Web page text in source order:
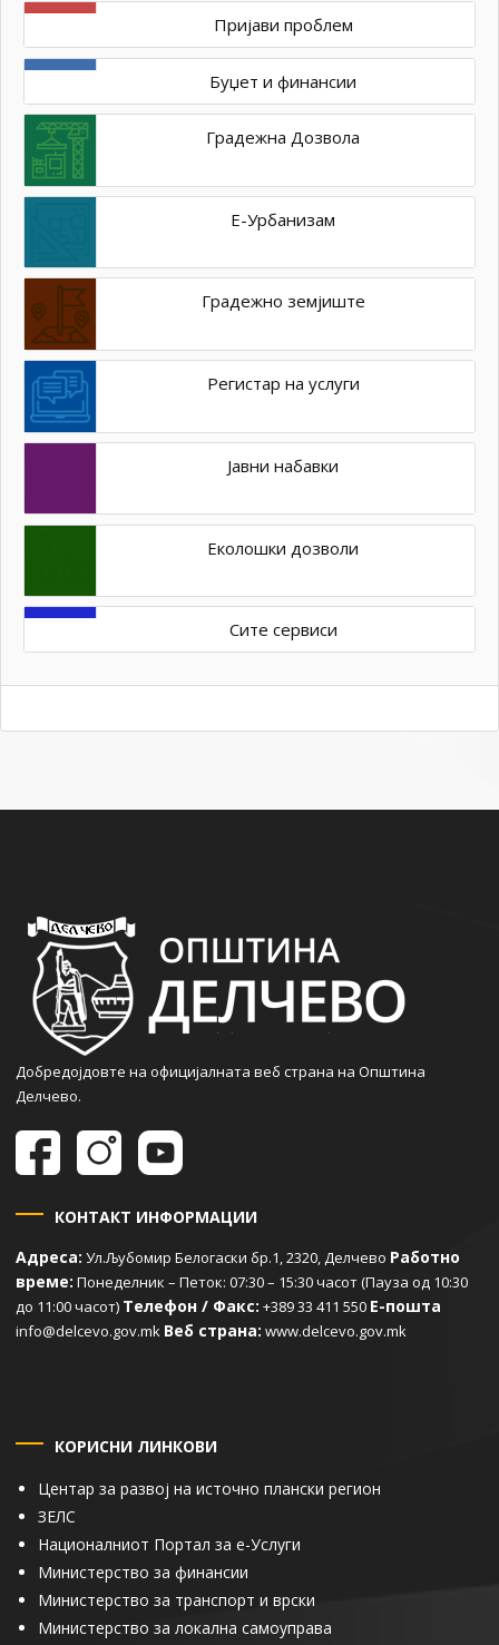
Пријави проблем
Буџет и финансии
Градежна Дозвола
Е-Урбанизам
Градежно земјиште
Регистар на услуги
Јавни набавки
Еколошки дозволи
Сите сервиси
Добредојдовте на официјалната веб страна на Општина
Делчево.
КОНТАКТ ИНФОРМАЦИИ
Адреса: Ул.Љубомир Белогаски бр.1, 2320, Делчево Работно
време: Понеделник – Петок: 07:30 – 15:30 часот (Пауза од 10:30
до 11:00 часот) Телефон / Факс: +389 33 411 550 Е-пошта
info@delcevo.gov.mk Веб страна: www.delcevo.gov.mk
КОРИСНИ ЛИНКОВИ
Центар за развој на источно плански регион
ЗЕЛС
Националниот Портал за е-Услуги
Министерство за финансии
Министерство за транспорт и врски
Министерство за локална самоуправа